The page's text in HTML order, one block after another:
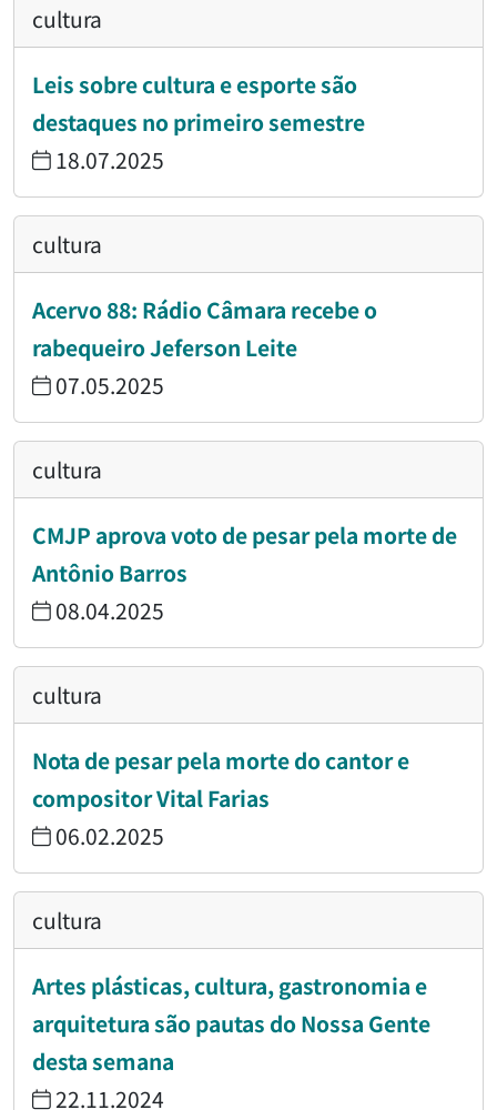
cultura
Leis sobre cultura e esporte são
destaques no primeiro semestre
18.07.2025
cultura
Acervo 88: Rádio Câmara recebe o
rabequeiro Jeferson Leite
07.05.2025
cultura
CMJP aprova voto de pesar pela morte de
Antônio Barros
08.04.2025
cultura
Nota de pesar pela morte do cantor e
compositor Vital Farias
06.02.2025
cultura
Artes plásticas, cultura, gastronomia e
arquitetura são pautas do Nossa Gente
desta semana
22.11.2024